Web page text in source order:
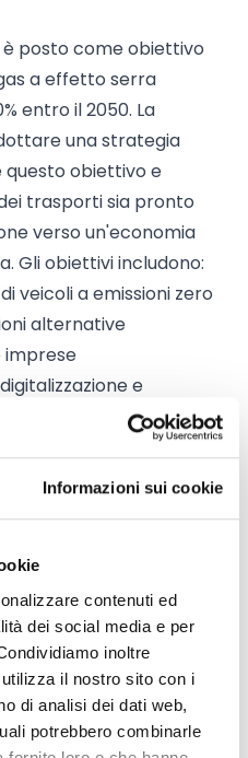
Informazioni sui cookie
contenuti ed
dei social media e per
inoltre
il nostro sito con i
di analisi dei dati web,
potrebbero combinarle
è posto come obiettivo
a effetto serra
entro il 2050. La
una strategia
obiettivo e
trasporti sia pronto
verso un'economia
Gli obiettivi includono:
veicoli a emissioni zero
alternative
imprese
e
l'accesso.
come cittadino o
dell’iniziativa. È possibile
pubblica fino al
il nuovo e
Europea
qui).
Europa?